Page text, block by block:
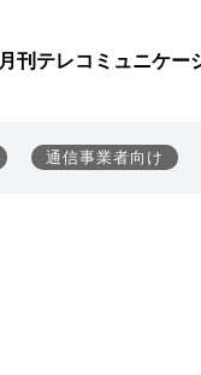
月刊テレコミュニケー
通信事業者向け